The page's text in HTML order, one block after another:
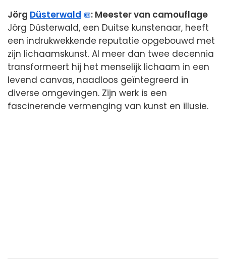
Jörg Düsterwald
: Meester van camouflage
Jörg Düsterwald, een Duitse kunstenaar, heeft
een indrukwekkende reputatie opgebouwd met
zijn lichaamskunst. Al meer dan twee decennia
transformeert hij het menselijk lichaam in een
levend canvas, naadloos geïntegreerd in
diverse omgevingen. Zijn werk is een
fascinerende vermenging van kunst en illusie.